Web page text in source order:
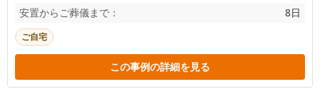
安置からご葬儀まで：
8日
ご自宅
この事例の詳細を見る